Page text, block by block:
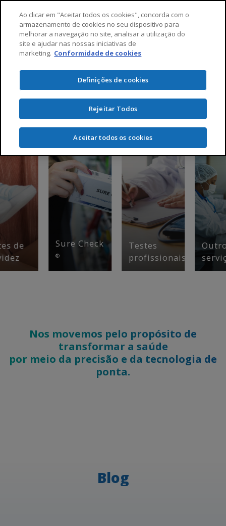
contentCriamos soluções
para um futuro melhor.
de
Sure Check
®
Testes
profissionais
Nos movemos pelo propósito de
transformar a saúde
por meio da precisão e da tecnologia de
ponta.
Blog
Ao clicar em "Aceitar todos os cookies", concorda com o
armazenamento de cookies no seu dispositivo para
melhorar a navegação no site, analisar a utilização do
site e ajudar nas nossas iniciativas de
marketing. Conformidade de cookies
Definições de cookies
Rejeitar Todos
Aceitar todos os cookies